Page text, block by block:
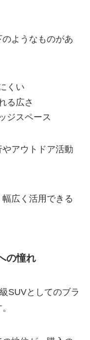
ようなものがあ
くい
る広さ
ジスペース
アウトドア活動
広く活用できる
の憧れ
SUVとしてのブラ